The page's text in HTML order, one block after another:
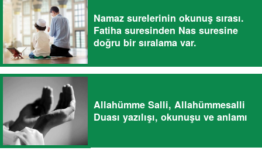
Namaz surelerinin okunuş sırası.
Fatiha suresinden Nas suresine
doğru bir sıralama var.
Allahümme Salli, Allahümmesalli
Duası yazılışı, okunuşu ve anlamı